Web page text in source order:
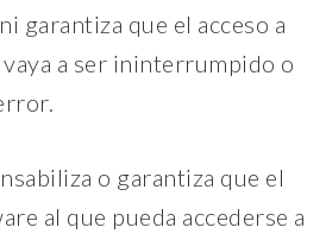
garantiza que el acceso a
a ser ininterrumpido o
o garantiza que el
al que pueda accederse a